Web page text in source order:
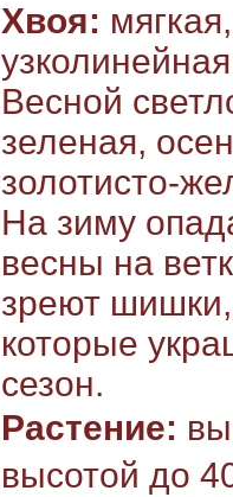
Хвоя: мягкая,
Весной
зеленая,
золотисто-
На зиму
весны на
зреют шишки,
которые
сезон.
Растение:
высотой до